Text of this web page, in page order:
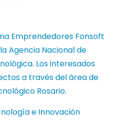
Emprendedores Fonsoft
Agencia Nacional de
Los interesados
a través del área de
Rosario.
e Innovación